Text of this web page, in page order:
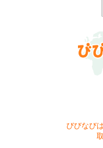
びびなび